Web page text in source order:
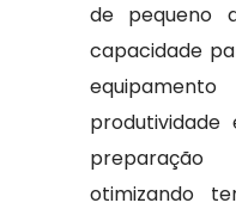
de pequeno
capacidade
produtividade
otimizando